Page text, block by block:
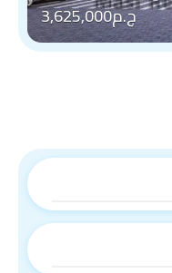
ج.م3,625,000